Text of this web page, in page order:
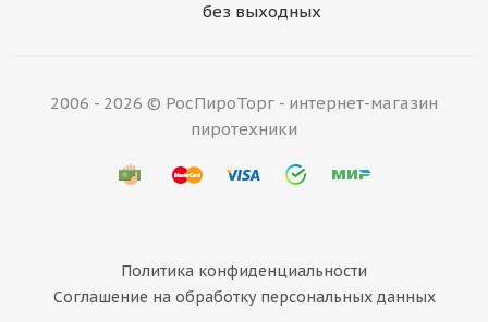
без выходных
2006 - 2026 © РосПироТорг - интернет-магазин
пиротехники
Политика конфиденциальности
Соглашение на обработку персональных данных